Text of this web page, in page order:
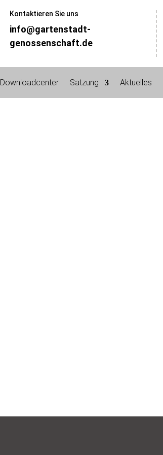
Kontaktieren Sie uns
info@gartenstadt-
genossenschaft.de
Downloadcenter Satzung Aktuelles